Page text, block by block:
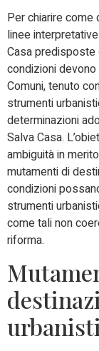
Per chiarire come
linee
Casa
condizioni
Comuni, tenuto
strumenti
determinazioni
Salva Casa.
ambiguità in
mutamenti di
condizioni
strumenti
come tali non
riforma.